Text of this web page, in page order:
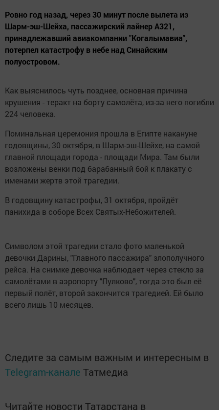
Ровно год назад, через 30 минут после вылета из
Шарм-эш-Шейха, пассажирский лайнер А321,
принадлежавший авиакомпании "Когалымавиа",
потерпел катастрофу в небе над Синайским
полуостровом.
Как выяснилось чуть позднее, основная причина
крушения - теракт на борту самолёта, из-за него погибли
224 человека.
Поминальная церемония прошла в Египте накануне
годовщины, 30 октября, в Шарм-эш-Шейхе, на самой
главной площади города - площади Мира. Там были
возложены венки под барабанный бой к плакату с
именами жертв этой трагедии.
В годовщину катастрофы, 31 октября, пройдёт
панихида в соборе Всех Святых-Небожителей.
Символом этой трагедии стало фото маленькой
девочки Дарины, "Главного пассажира" злополучного
рейса. На снимке девочка наблюдает через стекло за
самолётами в аэропорту "Пулково", тогда это был её
первый полёт, второй закончится трагедией. Ей было
всего лишь 10 месяцев.
Следите за самым важным и интересным в
Telegram-канале Татмедиа
Читайте новости Татарстана в